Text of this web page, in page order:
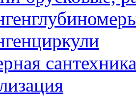
сантехника